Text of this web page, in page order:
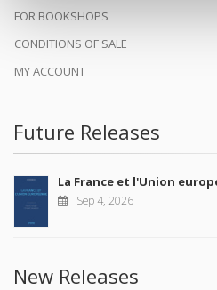
FOR BOOKSHOPS
CONDITIONS OF SALE
MY ACCOUNT
Future Releases
La France et l'Union
Sep 4, 2026
New Releases